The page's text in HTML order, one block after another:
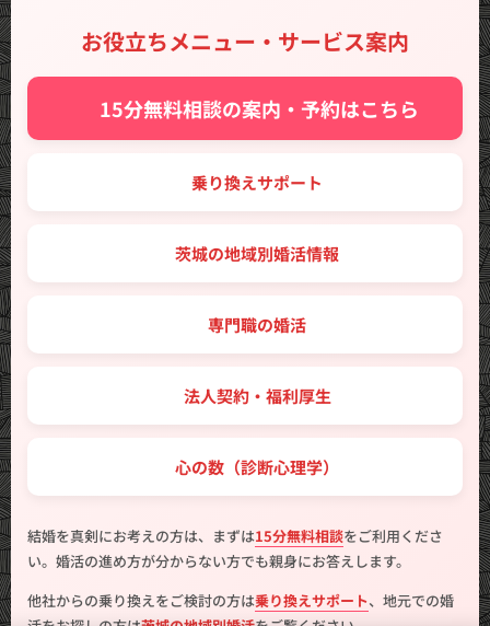
お役立ちメニュー・サービス案内
✨ 15分無料相談の案内・予約はこちら
🔑 乗り換えサポート
🗾 茨城の地域別婚活情報
💼 専門職の婚活
🤝 法人契約・福利厚生
💖 心の数（診断心理学）
結婚を真剣にお考えの方は、まずは15分無料相談をご利用くださ
い。婚活の進め方が分からない方でも親身にお答えします。
他社からの乗り換えをご検討の方は乗り換えサポート、地元での婚